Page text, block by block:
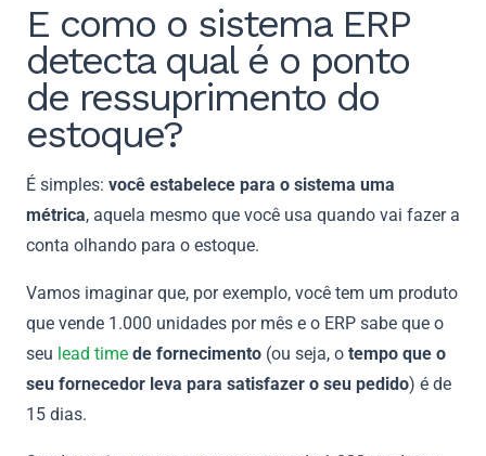
E como o sistema ERP
detecta qual é o ponto
de ressuprimento do
estoque?
É simples: você estabelece para o sistema uma
métrica, aquela mesmo que você usa quando vai fazer a
conta olhando para o estoque.
Vamos imaginar que, por exemplo, você tem um produto
que vende 1.000 unidades por mês e o ERP sabe que o
seu lead time de fornecimento (ou seja, o tempo que o
seu fornecedor leva para satisfazer o seu pedido) é de
15 dias.